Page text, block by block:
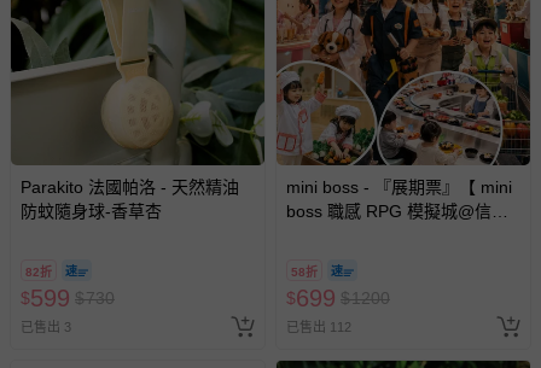
Parakito 法國帕洛 - 天然精油
防蚊隨身球-香草杏
82折
$599 $730
已售出 3
mini boss - 『展期票』【 mini
boss 職感 RPG 模擬城@信義
券，於展期現場憑訂單編號兌
換，依現場梯次安排入場，逾
期作廢) (兒童票(2歲以上)贈一
名陪伴成人)
58折
$699 $1200
已售出 112